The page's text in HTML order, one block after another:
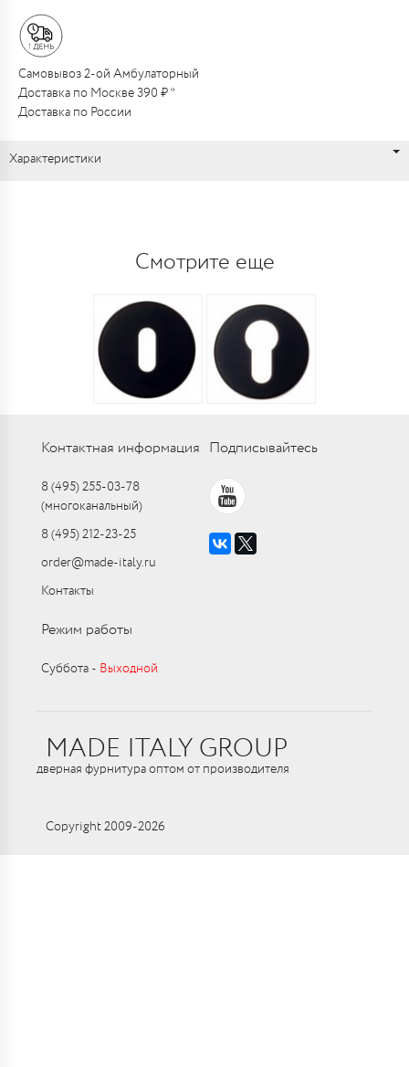
Самовывоз 2-ой Амбулаторный
Доставка по Москве 390 ₽ *
Доставка по России
Характеристики
Смотрите еще
Контактная информация
8 (495) 255-03-78
(многоканальный)
8 (495) 212-23-25
order@made-italy.ru
Контакты
Подписывайтесь
Режим работы
Суббота ‑ Выходной
MADE ITALY GROUP
дверная фурнитура оптом от производителя
Copyright 2009-2026